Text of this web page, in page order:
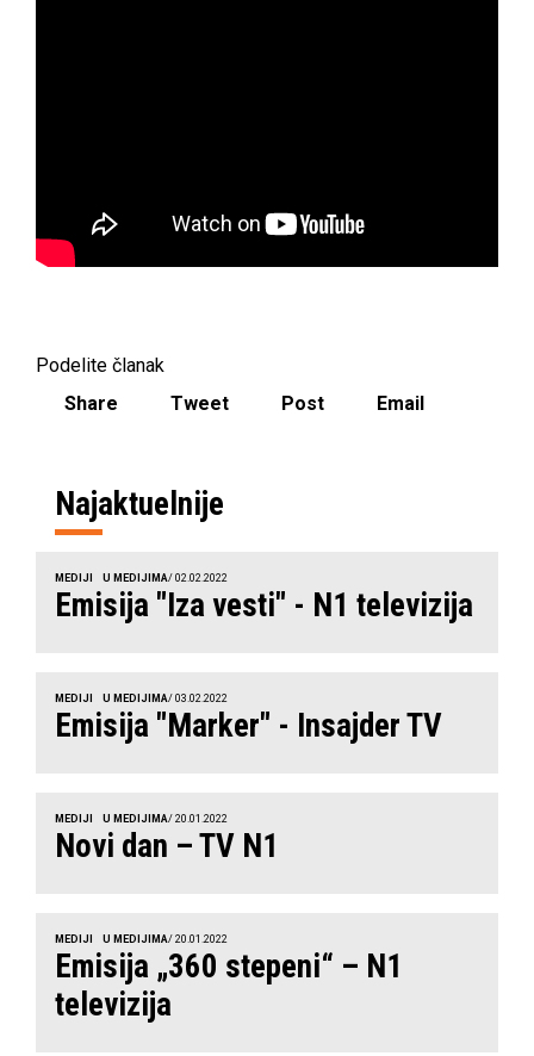
Podelite članak
Share
Tweet Post Email
Najaktuelnije
MEDIJI U MEDIJIMA/ 02.02.2022
Emisija "Iza vesti" - N1 televizija
MEDIJI U MEDIJIMA/ 03.02.2022
Emisija "Marker" - Insajder TV
MEDIJI U MEDIJIMA/ 20.01.2022
Novi dan – TV N1
MEDIJI U MEDIJIMA/ 20.01.2022
Emisija „360 stepeni“ – N1
televizija